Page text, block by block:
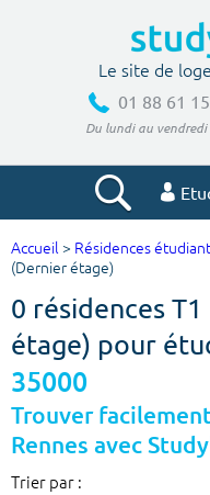
Le site de
01 88 61
Du lundi au
Ville, école
Budget min
Accueil > Résidences
(Dernier étage)
0 résidences
étage) pour
35000
Trouver
Rennes avec
Trier par :